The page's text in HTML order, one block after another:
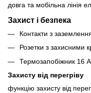
довга та мобільна лінія
Захист і безпека
Контакти з
Розетки з захисними
Термозапобіжник 16
Захисту від перегріву
функцію захисту від